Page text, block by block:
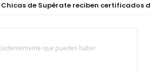
de Supérate reciben certificados de
que pueden haber